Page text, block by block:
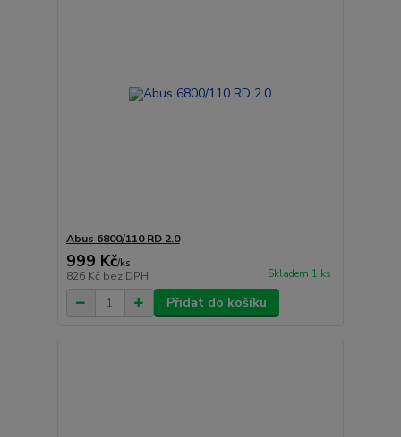
Abus 6800/110 RD 2.0
999 Kč/ks
826 Kč bez DPH Skladem 1 ks
Přidat do košíku